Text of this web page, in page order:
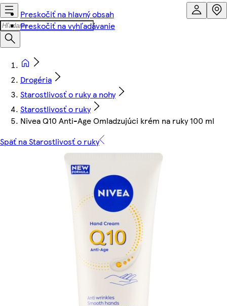
Preskočiť na hlavný obsah
Preskočiť na vyhľadávanie
Drogéria
Starostlivosť o ruky a nohy
Starostlivosť o ruky
Nivea Q10 Anti-Age Omladzujúci krém na ruky 100 ml
Späť na Starostlivosť o ruky